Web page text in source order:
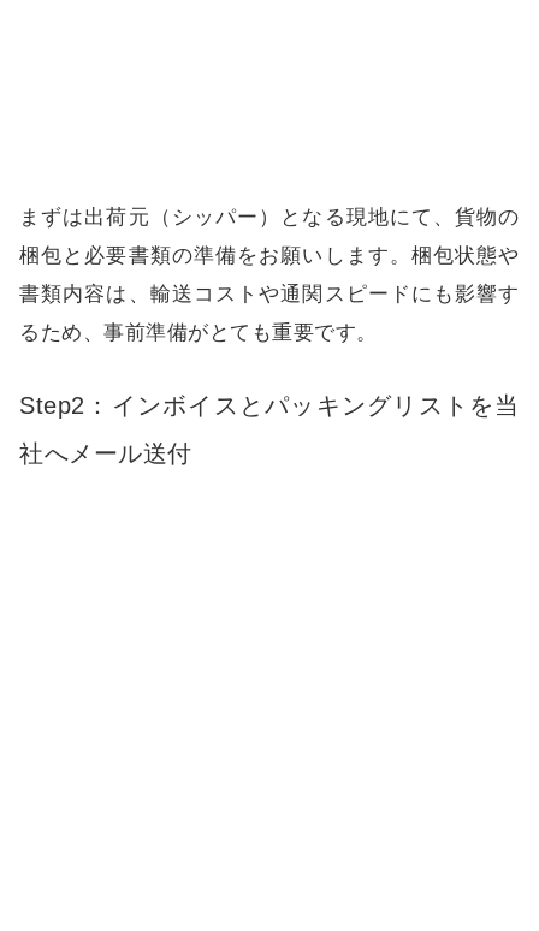
まずは出荷元（シッパー）となる現地にて、貨物の
梱包と必要書類の準備をお願いします。梱包状態や
書類内容は、輸送コストや通関スピードにも影響す
るため、事前準備がとても重要です。
Step2：インボイスとパッキングリストを当
社へメール送付